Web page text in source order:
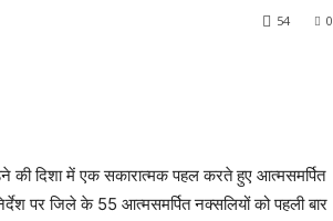
0
54
दिशा में एक सकारात्मक पहल करते हुए आत्मसमर्पित
पर जिले के 55 आत्मसमर्पित नक्सलियों को पहली बार